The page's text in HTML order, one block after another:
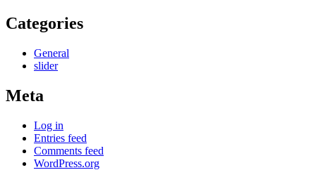
Categories
General
slider
Meta
Log in
Entries feed
Comments feed
WordPress.org